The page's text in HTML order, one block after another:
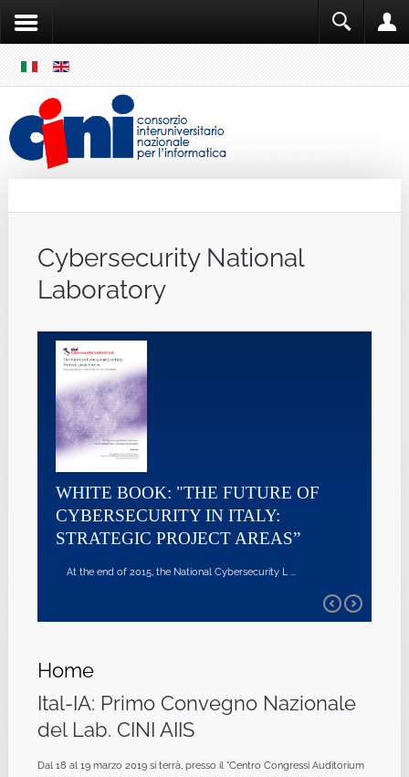
MENU
Cybersecurity National
Laboratory
WHITE BOOK: "THE FUTURE OF
CYBERSECURITY IN ITALY:
STRATEGIC PROJECT AREAS”
At the end of 2015, the National Cybersecurity L ...
Home
Ital-IA: Primo Convegno Nazionale
del Lab. CINI AIIS
Dal 18 al 19 marzo 2019 si terrà, presso il "Centro Congressi Auditorium